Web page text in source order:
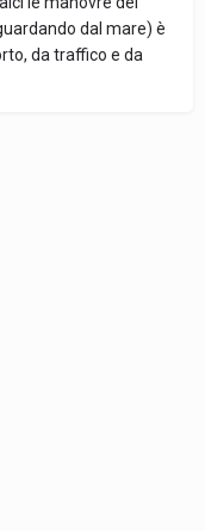
dal mare) è
da traffico e da